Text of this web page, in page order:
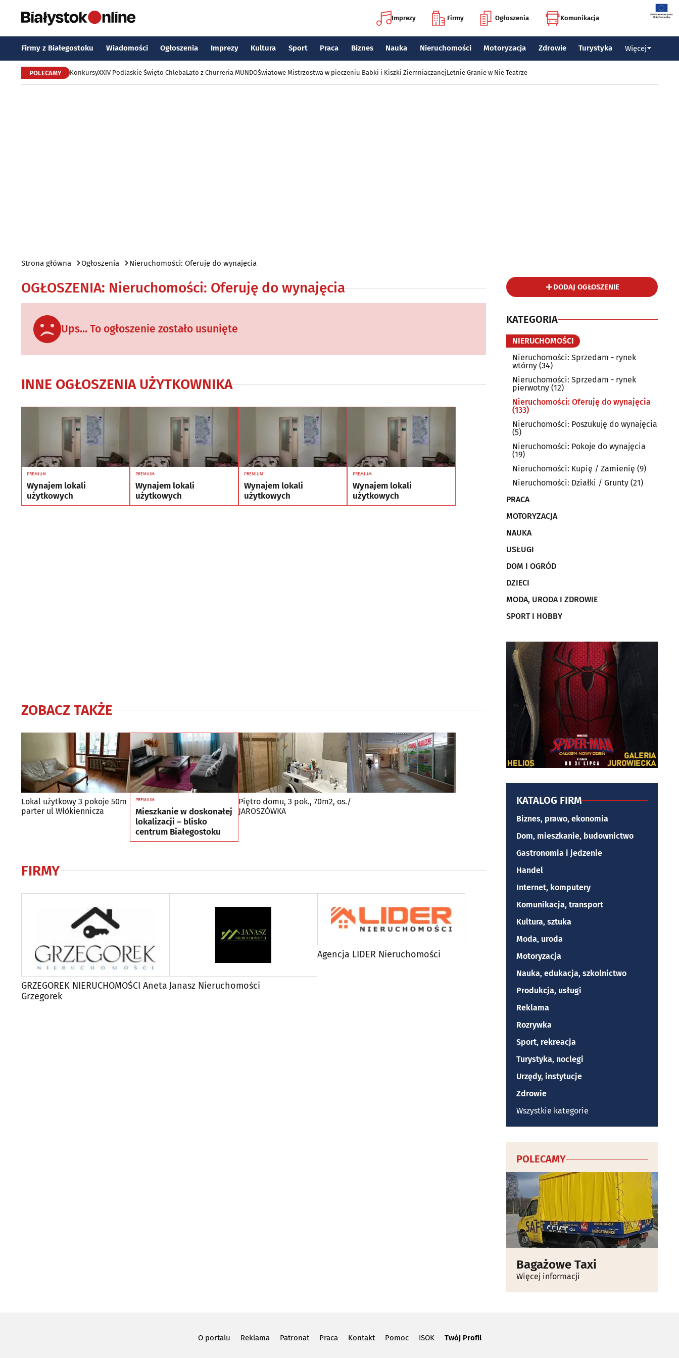
Imprezy Firmy Ogłoszenia Komunikacja
Firmy z Białegostoku Wiadomości Ogłoszenia Imprezy Kultura Sport Praca Biznes Nauka Nieruchomości Motoryzacja Zdrowie Turystyka Więcej
POLECAMY KonkursyXXIV Podlaskie Święto ChlebaLato z Churreria MUNDOŚwiatowe Mistrzostwa w pieczeniu Babki i Kiszki ZiemniaczanejLetnie Granie w Nie Teatrze
Strona główna Ogłoszenia Nieruchomości: Oferuję do wynajęcia
OGŁOSZENIA: Nieruchomości: Oferuję do wynajęcia
Ups... To ogłoszenie zostało usunięte
INNE OGŁOSZENIA UŻYTKOWNIKA
PREMIUM
Wynajem lokali
użytkowych
PREMIUM
Wynajem lokali
użytkowych
PREMIUM
Wynajem lokali
użytkowych
PREMIUM
Wynajem lokali
użytkowych
ZOBACZ TAKŻE
Lokal użytkowy 3 pokoje 50m
parter ul Włókiennicza
PREMIUM
Mieszkanie w doskonałej
lokalizacji – blisko
centrum Białegostoku
Piętro domu, 3 pok., 70m2, os.
JAROSZÓWKA
/
FIRMY
GRZEGOREK NIERUCHOMOŚCI Aneta
Grzegorek
Janasz Nieruchomości
Agencja LIDER Nieruchomości
DODAJ OGŁOSZENIE
KATEGORIA
NIERUCHOMOŚCI
Nieruchomości: Sprzedam - rynek
wtórny (34)
Nieruchomości: Sprzedam - rynek
pierwotny (12)
Nieruchomości: Oferuję do wynajęcia
(133)
Nieruchomości: Poszukuję do wynajęcia
(5)
Nieruchomości: Pokoje do wynajęcia
(19)
Nieruchomości: Kupię / Zamienię (9)
Nieruchomości: Działki / Grunty (21)
PRACA
MOTORYZACJA
NAUKA
USŁUGI
DOM I OGRÓD
DZIECI
MODA, URODA I ZDROWIE
SPORT I HOBBY
KATALOG FIRM
Biznes, prawo, ekonomia
Dom, mieszkanie, budownictwo
Gastronomia i jedzenie
Handel
Internet, komputery
Komunikacja, transport
Kultura, sztuka
Moda, uroda
Motoryzacja
Nauka, edukacja, szkolnictwo
Produkcja, usługi
Reklama
Rozrywka
Sport, rekreacja
Turystyka, noclegi
Urzędy, instytucje
Zdrowie
Wszystkie kategorie
POLECAMY
Bagażowe Taxi
Więcej informacji
O portalu Reklama Patronat Praca Kontakt Pomoc ISOK Twój Profil